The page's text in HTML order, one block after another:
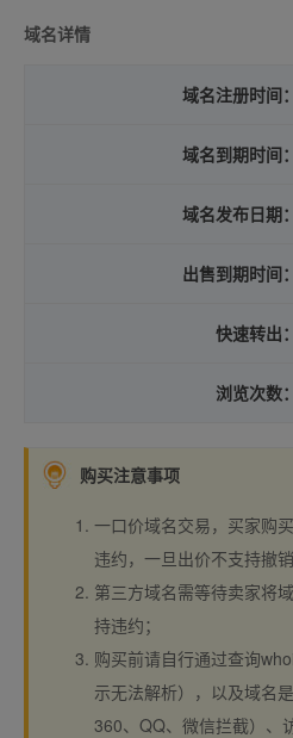
域名详情
域名注册时间：
域名到期时间：
域名发布日期：
出售到期时间：
快速转出：
浏览次数：
购买注意事项
一口价域名交易，买家购
违约，一旦出价不支持撤
第三方域名需等待卖家将
持违约；
购买前请自行通过查询
示无法解析），以及域名
360、QQ、微信拦截）、